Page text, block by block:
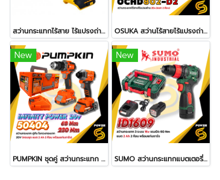
สว่านกระแทกไร้สาย ไร้แปรงถ่าน 20V รุ่น DCD996N-KR DEWALT (เครื่องเปล่า) OSUKA สว่านไร้สายไร้แปรงถ่าน OCHD802-D2 สว่าน 3 ระบบ
New
PUMPKIN ชุดคู่ สว่านกระแทก 60Nm. และ ไขควงกระแทก 230Nm. 20V รุ่น 50404
New
SUMO สว่านกระแทกแบตเตอรี่ 3 ระบบ รุ่น ID1609 แรงบิด 60 Nm เจาะได้ทั้งเหล็กและไม้ ปูน